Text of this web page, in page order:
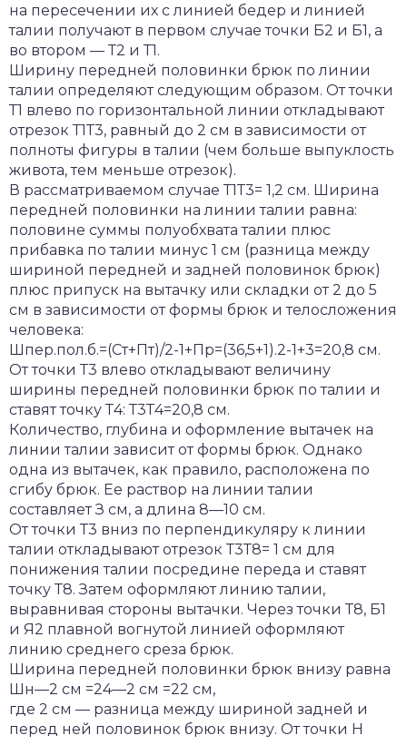
на пересечении их с линией бедер и линией
талии получают в первом случае точки Б2 и Б1, а
во втором — Т2 и Т1.
Ширину передней половинки брюк по линии
талии определяют следующим образом. От точки
Т1 влево по горизонтальной линии откладывают
отрезок Т1Т3, равный до 2 см в зависимости от
полноты фигуры в талии (чем больше выпуклость
живота, тем меньше отрезок).
В рассматриваемом случае Т1Т3= 1,2 см. Ширина
передней половинки на линии талии равна:
половине суммы полуобхвата талии плюс
прибавка по талии минус 1 см (разница между
шириной передней и задней половинок брюк)
плюс припуск на вытачку или складки от 2 до 5
см в зависимости от формы брюк и телосложения
человека:
Шпер.пол.б.=(Ст+Пт)/2-1+Пр=(36,5+1).2-1+3=20,8 см.
От точки Т3 влево откладывают величину
ширины передней половинки брюк по талии и
ставят точку Т4: Т3Т4=20,8 см.
Количество, глубина и оформление вытачек на
линии талии зависит от формы брюк. Однако
одна из вытачек, как правило, расположена по
сгибу брюк. Ее раствор на линии талии
составляет З см, а длина 8—10 см.
От точки Т3 вниз по перпендикуляру к линии
талии откладывают отрезок Т3Т8= 1 см для
понижения талии посредине переда и ставят
точку Т8. Затем оформляют линию талии,
выравнивая стороны вытачки. Через точки Т8, Б1
и Я2 плавной вогнутой линией оформляют
линию среднего среза брюк.
Ширина передней половинки брюк внизу равна
Шн—2 см =24—2 см =22 см,
где 2 см — разница между шириной задней и
перед ней половинок брюк внизу. От точки Н